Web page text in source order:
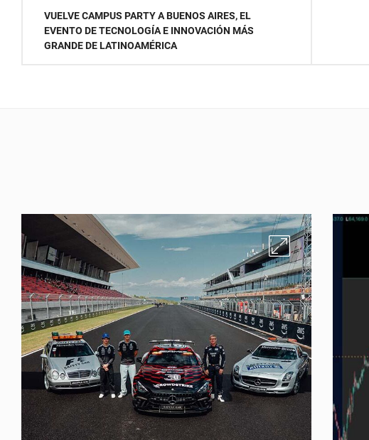
Navegación
VUELVE CAMPUS PARTY A BUENOS AIRES, EL
EVENTO DE TECNOLOGÍA E INNOVACIÓN MÁS
GRANDE DE LATINOAMÉRICA